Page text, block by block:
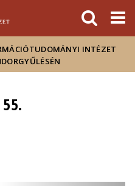
a
INTÉZET
55.